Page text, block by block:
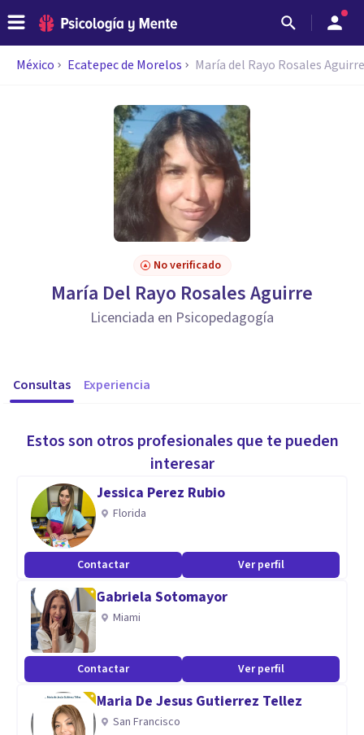
México Ecatepec de Morelos María del Rayo Rosales Aguirre
No verificado
María Del Rayo Rosales Aguirre
Licenciada en Psicopedagogía
Consultas Experiencia
Estos son otros profesionales que te pueden
interesar
Jessica Perez Rubio
Florida
Contactar Ver perfil
Gabriela Sotomayor
Miami
Contactar Ver perfil
Maria De Jesus Gutierrez Tellez
San Francisco